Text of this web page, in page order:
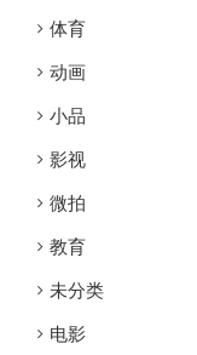
体育
动画
小品
影视
微拍
教育
未分类
电影